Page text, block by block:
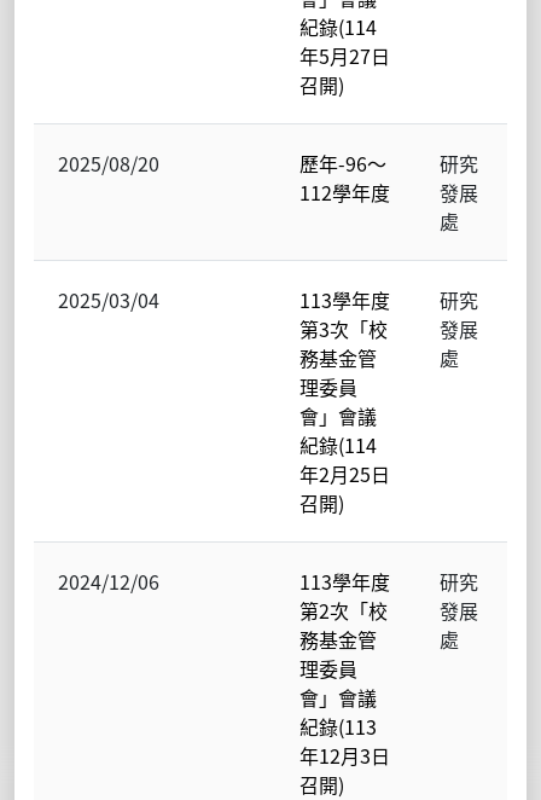
紀錄(114
年5月27日
召開)
2025/08/20
歷年-96～
112學年度
研究
發展
處
2025/03/04
113學年度
第3次「校
務基金管
理委員
會」會議
紀錄(114
年2月25日
召開)
研究
發展
處
2024/12/06
113學年度
第2次「校
務基金管
理委員
會」會議
紀錄(113
年12月3日
召開)
研究
發展
處